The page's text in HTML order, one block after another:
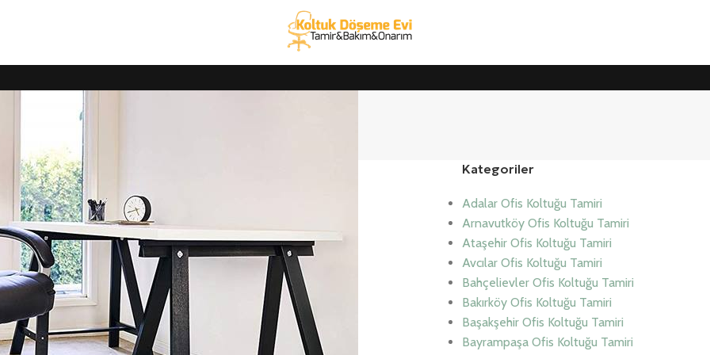
Kategoriler
Adalar Ofis Koltuğu Tamiri
Arnavutköy Ofis Koltuğu Tamiri
Ataşehir Ofis Koltuğu Tamiri
Avcılar Ofis Koltuğu Tamiri
Bahçelievler Ofis Koltuğu Tamiri
Bakırköy Ofis Koltuğu Tamiri
Başakşehir Ofis Koltuğu Tamiri
Bayrampaşa Ofis Koltuğu Tamiri